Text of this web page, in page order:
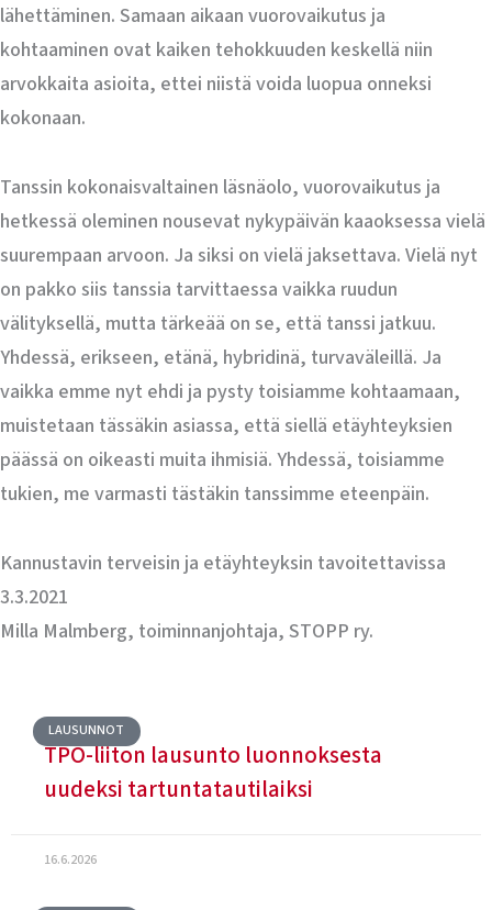
lähettäminen. Samaan aikaan vuorovaikutus ja
kohtaaminen ovat kaiken tehokkuuden keskellä niin
arvokkaita asioita, ettei niistä voida luopua onneksi
kokonaan.
Tanssin kokonaisvaltainen läsnäolo, vuorovaikutus ja
hetkessä oleminen nousevat nykypäivän kaaoksessa vielä
suurempaan arvoon. Ja siksi on vielä jaksettava. Vielä nyt
on pakko siis tanssia tarvittaessa vaikka ruudun
välityksellä, mutta tärkeää on se, että tanssi jatkuu.
Yhdessä, erikseen, etänä, hybridinä, turvaväleillä. Ja
vaikka emme nyt ehdi ja pysty toisiamme kohtaamaan,
muistetaan tässäkin asiassa, että siellä etäyhteyksien
päässä on oikeasti muita ihmisiä. Yhdessä, toisiamme
tukien, me varmasti tästäkin tanssimme eteenpäin.
Kannustavin terveisin ja etäyhteyksin tavoitettavissa
3.3.2021
Milla Malmberg, toiminnanjohtaja, STOPP ry.
LAUSUNNOT
TPO-liiton lausunto luonnoksesta
uudeksi tartuntatautilaiksi
16.6.2026